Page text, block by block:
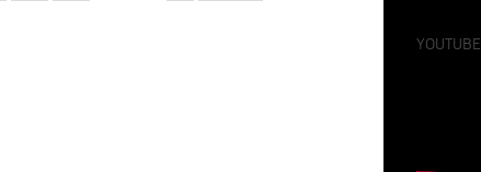
YOUTUBE